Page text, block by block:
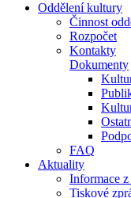
Oddělení kultury
Činnost
Rozpočet
Kontakty
Dokumenty
FAQ
Aktuality
Informace
Tiskové